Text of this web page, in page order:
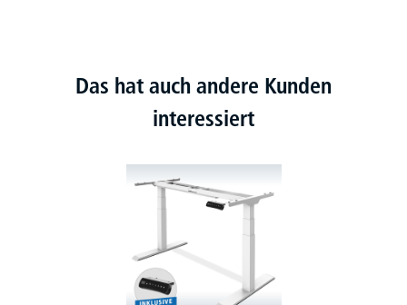
Das hat auch andere Kunden
interessiert